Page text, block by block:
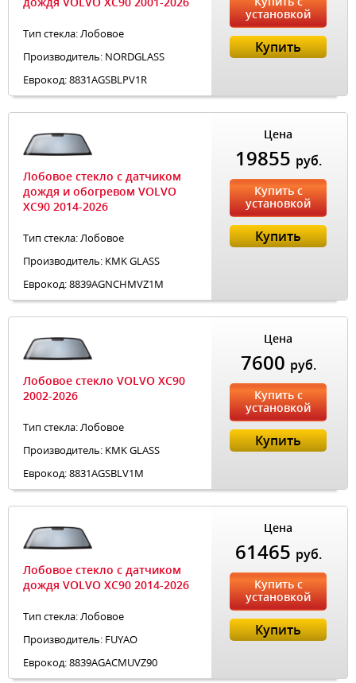
Тип стекла: Лобовое
Производитель: NORDGLASS
Еврокод: 8831AGSBLPV1R
установкой
Купить
Лобовое стекло с датчиком
дождя и обогревом VOLVO
XC90 2014-2026
Тип стекла: Лобовое
Производитель: KMK GLASS
Еврокод: 8839AGNCHMVZ1M
Цена
19855 руб.
Купить с
установкой
Купить
Лобовое стекло VOLVO XC90
2002-2026
Тип стекла: Лобовое
Производитель: KMK GLASS
Еврокод: 8831AGSBLV1M
Цена
7600 руб.
Купить с
установкой
Купить
Лобовое стекло с датчиком
дождя VOLVO XC90 2014-2026
Тип стекла: Лобовое
Производитель: FUYAO
Еврокод: 8839AGACMUVZ90
Цена
61465 руб.
Купить с
установкой
Купить